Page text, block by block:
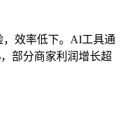
效率低下。AI工具通
部分商家利润增长超